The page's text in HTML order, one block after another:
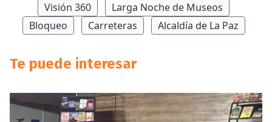
Visión 360
Larga Noche de Museos
Bloqueo
Carreteras Alcaldía de La Paz
Te puede interesar